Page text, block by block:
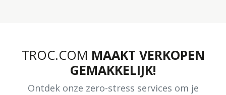
TROC.COM MAAKT VERKOPEN
GEMAKKELIJK!
Ontdek onze zero-stress services om je